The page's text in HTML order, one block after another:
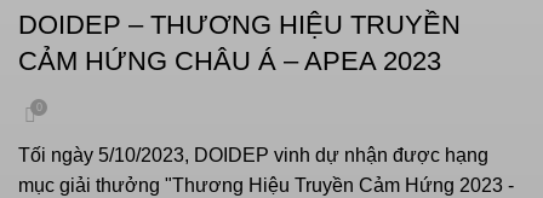
DOIDEP – THƯƠNG HIỆU TRUYỀN
CẢM HỨNG CHÂU Á – APEA 2023
0
Tối ngày 5/10/2023, DOIDEP vinh dự nhận được hạng
mục giải thưởng "Thương Hiệu Truyền Cảm Hứng 2023 -